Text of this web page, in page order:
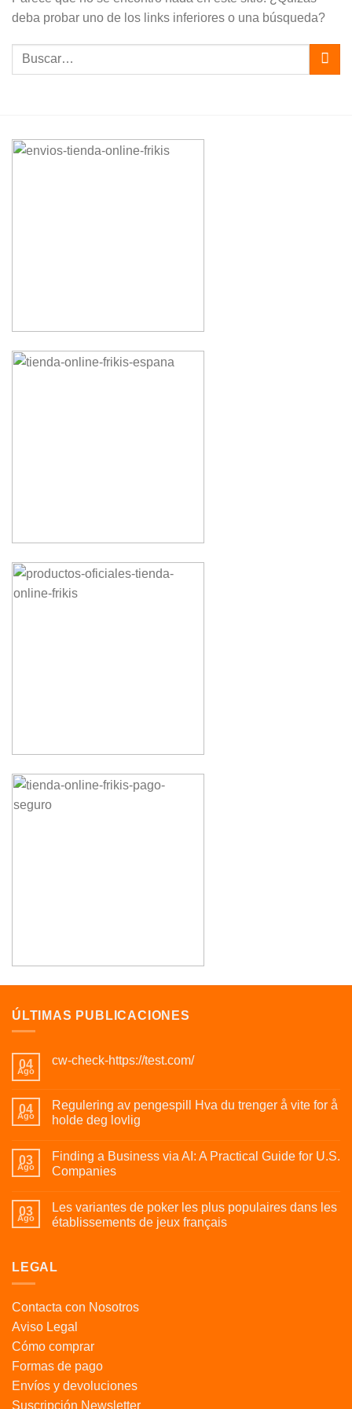
deba probar uno de los links inferiores o una búsqueda?
ÚLTIMAS PUBLICACIONES
04
Ago
cw-check-https://test.com/
04
Ago
Regulering av pengespill Hva du trenger å vite for å
holde deg lovlig
03
Ago
Finding a Business via AI: A Practical Guide for U.S.
Companies
03
Ago
Les variantes de poker les plus populaires dans les
établissements de jeux français
LEGAL
Contacta con Nosotros
Aviso Legal
Cómo comprar
Formas de pago
Envíos y devoluciones
Suscripción Newsletter